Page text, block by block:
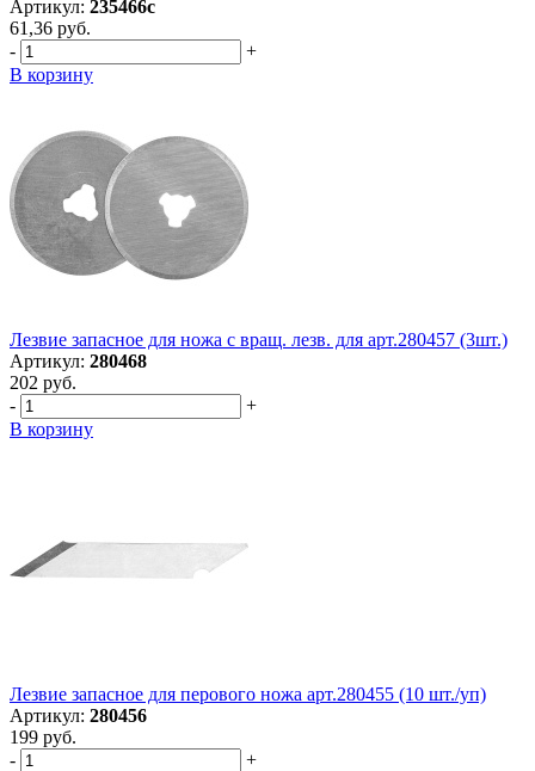
Артикул: 235466с
61,36 руб.
-
+
В корзину
Лезвие запасное для ножа с вращ. лезв. для арт.280457 (3шт.)
Артикул: 280468
202 руб.
-
+
В корзину
Лезвие запасное для перового ножа арт.280455 (10 шт./уп)
Артикул: 280456
199 руб.
-
+